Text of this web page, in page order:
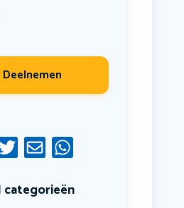
Deelnemen
categorieën